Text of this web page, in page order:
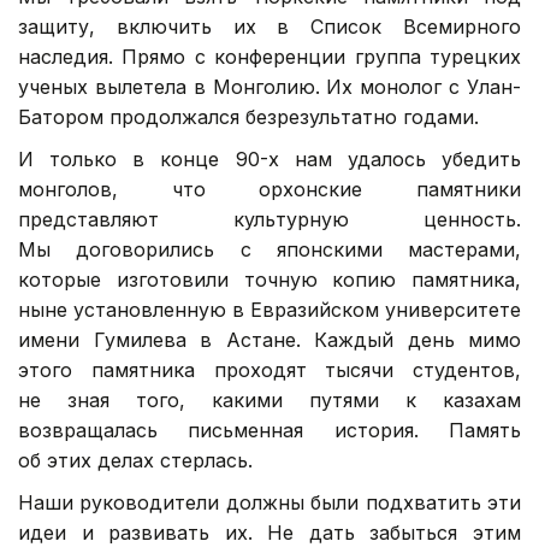
защиту, включить их в Список Всемирного
наследия. Прямо с конференции группа турецких
ученых вылетела в Монголию. Их монолог с Улан-
Батором продолжался безрезультатно годами.
И только в конце 90-х нам удалось убедить
монголов, что орхонские памятники
представляют культурную ценность.
Мы договорились с японскими мастерами,
которые изготовили точную копию памятника,
ныне установленную в Евразийском университете
имени Гумилева в Астане. Каждый день мимо
этого памятника проходят тысячи студентов,
не зная того, какими путями к казахам
возвращалась письменная история. Память
об этих делах стерлась.
Наши руководители должны были подхватить эти
идеи и развивать их. Не дать забыться этим